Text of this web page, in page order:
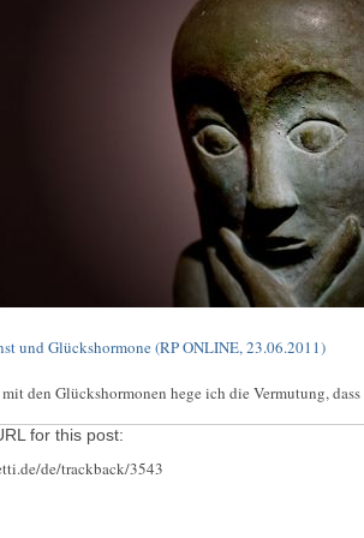
und Glückshormone (RP ONLINE, 23.06.2011)
den Glückshormonen hege ich die Vermutung,
for this post:
de/trackback/3543